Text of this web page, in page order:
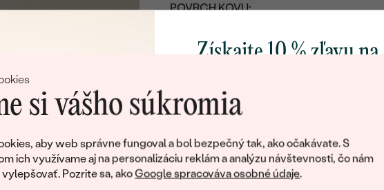
si vášho súkromia
aby web správne fungoval a bol bezpečný tak, ako očakávate. S
ich využívame aj na personalizáciu reklám a analýzu návštevnosti, čo nám
Pozrite sa, akoGoogle spracováva osobné údaje.
POVRCH KOVU:
PÔVOD KOVU :
DRUH:
KARÁTOVÁ VÁHA:
ROZMERY:
Získajte 10 % zľavu na
poctivo vyrábaných šperkov Eppi.
Ako darček na privítanie vám
obratom pošleme zľavový kód na